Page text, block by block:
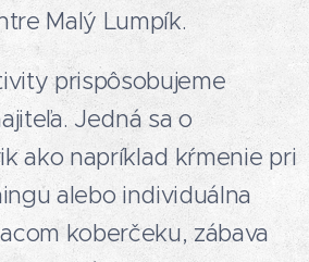
Malý Lumpík.
prispôsobujeme
Jedná sa o
ako napríklad kŕmenie pri
alebo individuálna
koberčeku, zábava